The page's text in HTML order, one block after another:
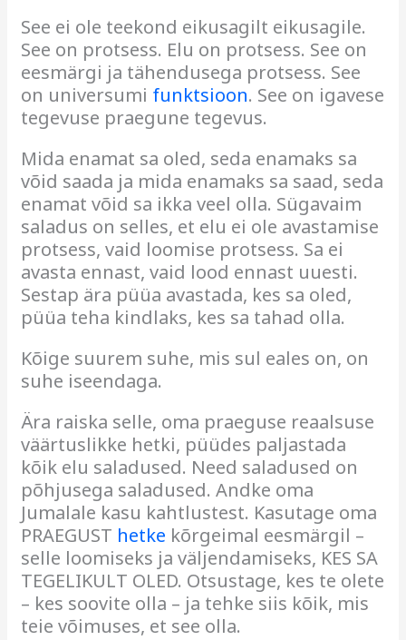
See ei ole teekond eikusagilt eikusagile.
See on protsess. Elu on protsess. See on
eesmärgi ja tähendusega protsess. See
on universumi funktsioon. See on igavese
tegevuse praegune tegevus.
Mida enamat sa oled, seda enamaks sa
võid saada ja mida enamaks sa saad, seda
enamat võid sa ikka veel olla. Sügavaim
saladus on selles, et elu ei ole avastamise
protsess, vaid loomise protsess. Sa ei
avasta ennast, vaid lood ennast uuesti.
Sestap ära püüa avastada, kes sa oled,
püüa teha kindlaks, kes sa tahad olla.
Kõige suurem suhe, mis sul eales on, on
suhe iseendaga.
Ära raiska selle, oma praeguse reaalsuse
väärtuslikke hetki, püüdes paljastada
kõik elu saladused. Need saladused on
põhjusega saladused. Andke oma
Jumalale kasu kahtlustest. Kasutage oma
PRAEGUST hetke kõrgeimal eesmärgil –
selle loomiseks ja väljendamiseks, KES SA
TEGELIKULT OLED. Otsustage, kes te olete
– kes soovite olla – ja tehke siis kõik, mis
teie võimuses, et see olla.